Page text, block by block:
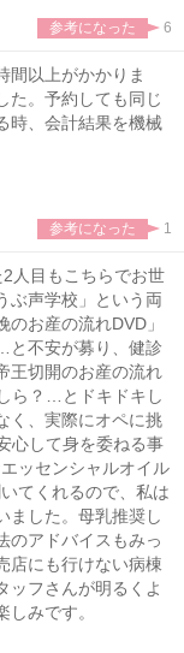
参考になった 6
間以上がかかりま
た。予約しても同じ
時、会計結果を機械
参考になった 1
人目もこちらでお世
ぶ声学校」という両
お産の流れDVD」
と不安が募り、健診
王切開のお産の流れ
ら？…とドキドキし
く、実際にオペに挑
心して身を委ねる事
ッセンシャルオイル
てくれるので、私は
ました。母乳推奨し
のアドバイスもみっ
店にも行けない病棟
ッフさんが明るくよ
みです。